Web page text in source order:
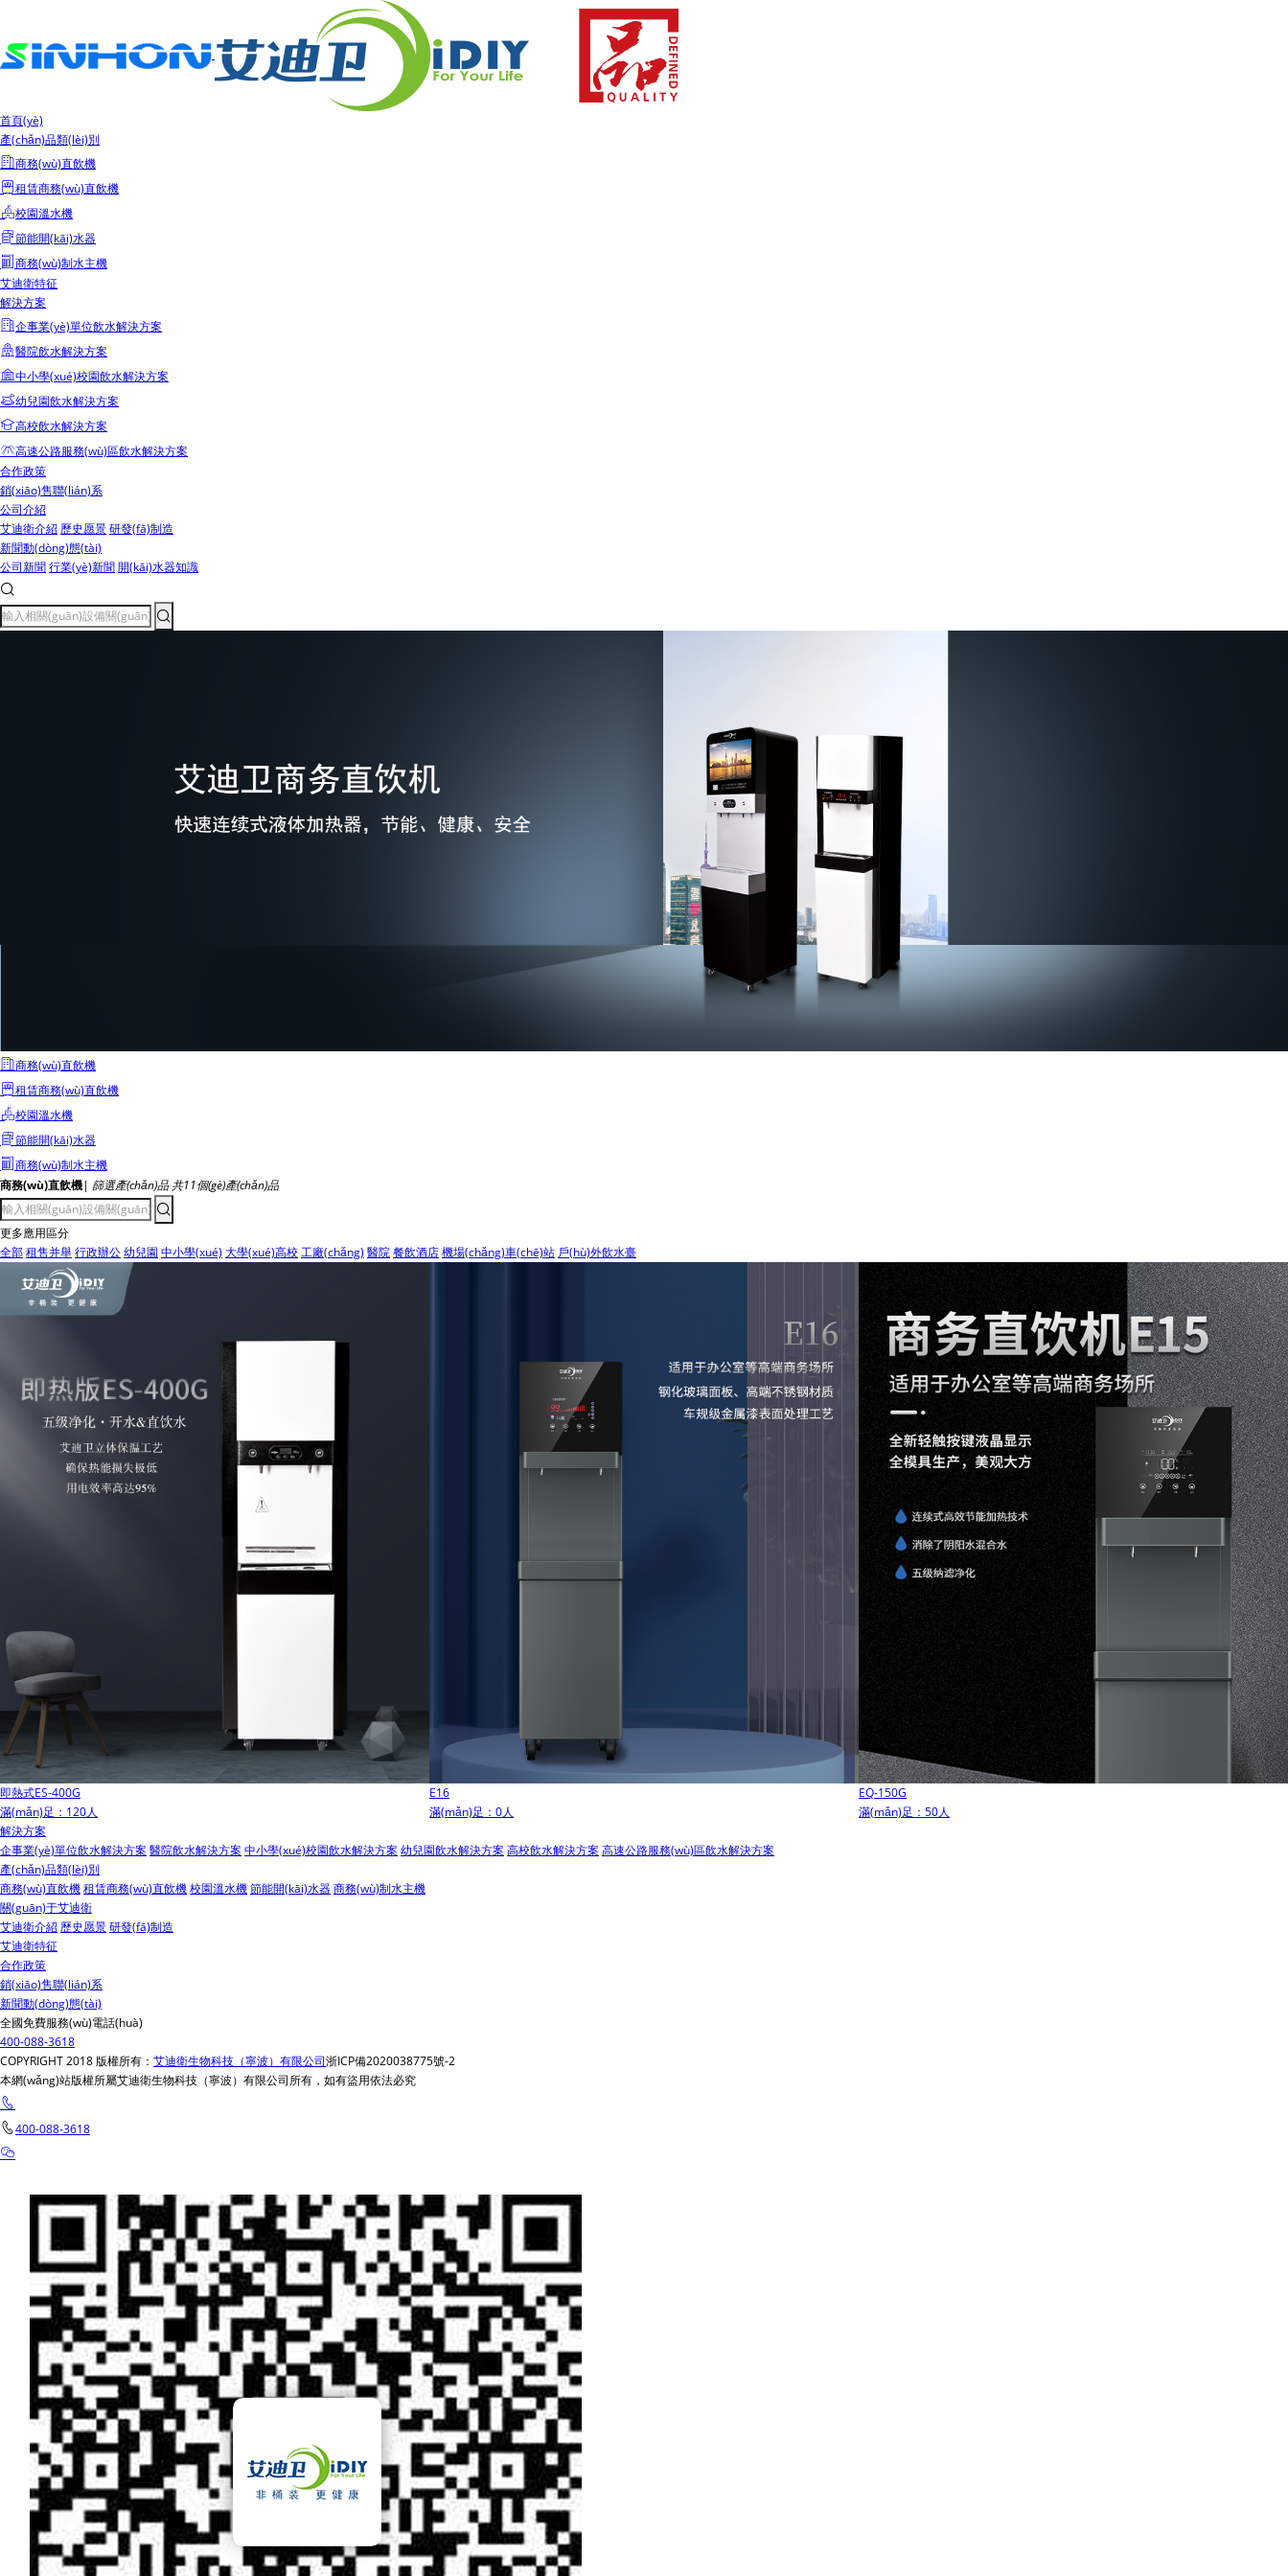
首頁(yè)
產(chǎn)品類(lèi)別
商務(wù)直飲機
租賃商務(wù)直飲機
校園溫水機
節能開(kāi)水器
商務(wù)制水主機
艾迪衛特征
解決方案
企事業(yè)單位飲水解決方案
醫院飲水解決方案
中小學(xué)校園飲水解決方案
幼兒園飲水解決方案
高校飲水解決方案
高速公路服務(wù)區飲水解決方案
合作政策
銷(xiāo)售聯(lián)系
公司介紹
艾迪衛介紹 歷史愿景研發(fā)制造
新聞動(dòng)態(tài)
公司新聞行業(yè)新聞開(kāi)水器知識
商務(wù)直飲機
租賃商務(wù)直飲機
校園溫水機
節能開(kāi)水器
商務(wù)制水主機
商務(wù)直飲機| 篩選產(chǎn)品 共11個(gè)產(chǎn)品
更多應用區分
全部租售并舉 行政辦公幼兒園 中小學(xué) 大學(xué)高校工廠(chǎng) 醫院餐飲酒店機場(chǎng)車(chē)站 戶(hù)外飲水臺
即熱式ES-400G
滿(mǎn)足：120人
E16
滿(mǎn)足：0人
EQ-150G
滿(mǎn)足：50人
解決方案
企事業(yè)單位飲水解決方案 醫院飲水解決方案 中小學(xué)校園飲水解決方案 幼兒園飲水解決方案 高校飲水解決方案 高速公路服務(wù)區飲水解決方案
產(chǎn)品類(lèi)別
商務(wù)直飲機租賃商務(wù)直飲機校園溫水機節能開(kāi)水器商務(wù)制水主機
關(guān)于艾迪衛
艾迪衛介紹 歷史愿景研發(fā)制造
艾迪衛特征
合作政策
銷(xiāo)售聯(lián)系
新聞動(dòng)態(tài)
全國免費服務(wù)電話(huà)
400-088-3618
COPYRIGHT 2018 版權所有： 艾迪衛生物科技（寧波）有限公司浙ICP備2020038775號-2
本網(wǎng)站版權所屬艾迪衛生物科技（寧波）有限公司所有，如有盜用依法必究
400-088-3618